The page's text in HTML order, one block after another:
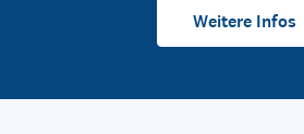
Weitere Infos